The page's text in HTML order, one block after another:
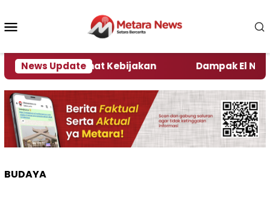
konten
News Update
Kata Pengamat Kebijakan Dampak El Nino,
BUDAYA